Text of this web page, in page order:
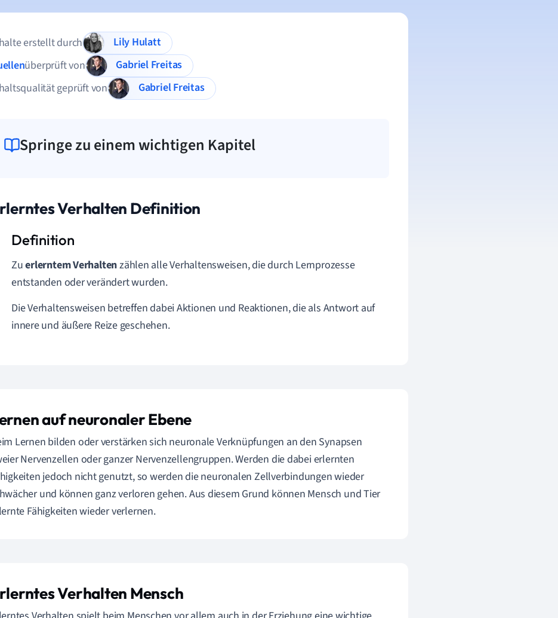
erstellt durch
Lily Hulatt
überprüft von
Gabriel Freitas
geprüft von
Gabriel Freitas
Springe zu einem wichtigen Kapitel
Verhalten Definition
Zuerlerntem Verhaltenzählen alle Verhaltensweisen, die durch Lernprozesse
entstanden oder verändert wurden.
Die Verhaltensweisen betreffen dabei Aktionen und Reaktionen, die als Antwort auf
innere und äußere Reize geschehen.
auf neuronaler Ebene
Lernen bilden oder verstärken sich neuronale Verknüpfungen an den Synapsen
Nervenzellen oder ganzer Nervenzellengruppen. Werden die dabei erlernten
jedoch nicht genutzt, so werden die neuronalen Zellverbindungen wieder
und können ganz verloren gehen. Aus diesem Grund können Mensch und Tier
Fähigkeiten wieder verlernen.
Verhalten Mensch